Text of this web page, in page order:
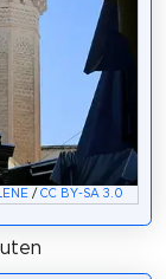
/CC BY-SA 3.0